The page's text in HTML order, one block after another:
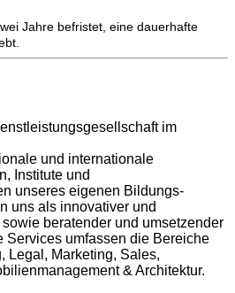
Jahre befristet, eine dauerhafte
im
und internationale
Institute und
unseres eigenen Bildungs-
uns als innovativer und
beratender und umsetzender
Services umfassen die Bereiche
Legal, Marketing, Sales,
& Architektur.